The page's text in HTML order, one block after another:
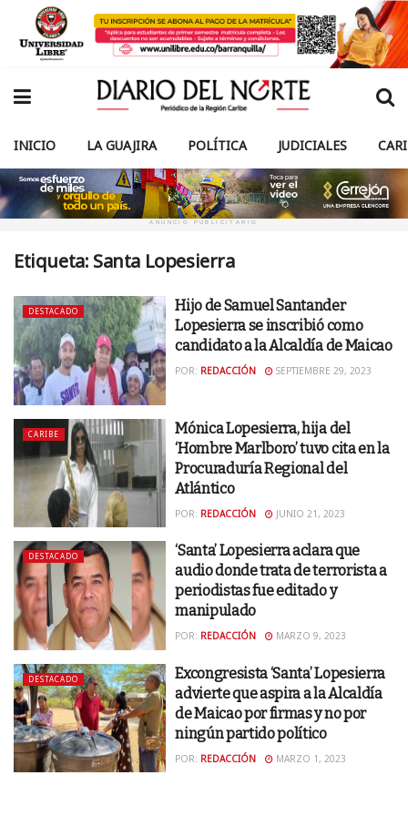
INICIO LA GUAJIRA POLÍTICA JUDICIALES
ANUNCIO PUBLICITARIO
Etiqueta: Santa Lopesierra
DESTACADO
Hijo de Samuel Santander
Lopesierra se inscribió como
candidato a la Alcaldía de Maicao
POR: REDACCIÓN SEPTIEMBRE 29, 2023
CARIBE
Mónica Lopesierra, hija del
‘Hombre Marlboro’ tuvo cita en la
Procuraduría Regional del
Atlántico
POR: REDACCIÓN JUNIO 21, 2023
DESTACADO
‘Santa’ Lopesierra aclara que
audio donde trata de terrorista a
periodistas fue editado y
manipulado
POR: REDACCIÓN MARZO 9, 2023
DESTACADO
Excongresista ‘Santa’ Lopesierra
advierte que aspira a la Alcaldía
de Maicao por firmas y no por
ningún partido político
POR: REDACCIÓN MARZO 1, 2023